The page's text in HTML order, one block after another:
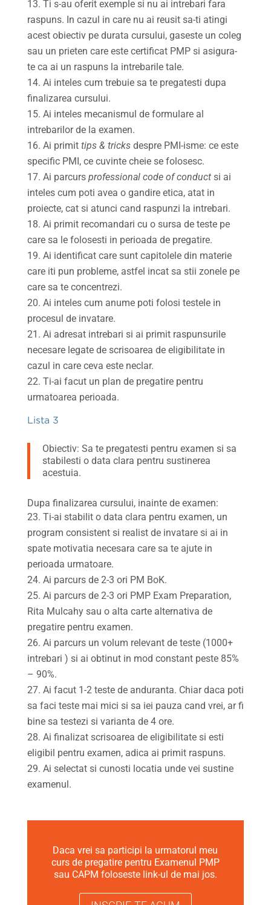
Ti s-au oferit exemple si nu ai intrebari fara
raspuns. In cazul in care nu ai reusit sa-ti atingi
acest obiectiv pe durata cursului, gaseste un coleg
sau un prieten care este certificat PMP si asigura-
te ca ai un raspuns la intrebarile tale.
Ai inteles cum trebuie sa te pregatesti dupa
finalizarea cursului.
Ai inteles mecanismul de formulare al
intrebarilor de la examen.
Ai primit tips & tricksdespre PMI-isme: ce este
specific PMI, ce cuvinte cheie se folosesc.
Ai parcurs professional code of conductsi ai
inteles cum poti avea o gandire etica, atat in
proiecte, cat si atunci cand raspunzi la intrebari.
Ai primit recomandari cu o sursa de teste pe
care sa le folosesti in perioada de pregatire.
Ai identificat care sunt capitolele din materie
care iti pun probleme, astfel incat sa stii zonele pe
care sa te concentrezi.
Ai inteles cum anume poti folosi testele in
procesul de invatare.
Ai adresat intrebari si ai primit raspunsurile
necesare legate de scrisoarea de eligibilitate in
cazul in care ceva este neclar.
Ti-ai facut un plan de pregatire pentru
urmatoarea perioada.
Lista 3
Obiectiv: Sa te pregatesti pentru examen si sa
stabilesti o data clara pentru sustinerea
acestuia.
Dupa finalizarea cursului, inainte de examen:
Ti-ai stabilit o data clara pentru examen, un
program consistent si realist de invatare si ai in
spate motivatia necesara care sa te ajute in
perioada urmatoare.
Ai parcurs de 2-3 ori PM BoK.
Ai parcurs de 2-3 ori PMP Exam Preparation,
Rita Mulcahy sau o alta carte alternativa de
pregatire pentru examen.
Ai parcurs un volum relevant de teste (1000+
intrebari ) si ai obtinut in mod constant peste 85%
– 90%.
Ai facut 1-2 teste de anduranta. Chiar daca poti
sa faci teste mai mici si sa iei pauza cand vrei, ar fi
bine sa testezi si varianta de 4 ore.
Ai finalizat scrisoarea de eligibilitate si esti
eligibil pentru examen, adica ai primit raspuns.
Ai selectat si cunosti locatia unde vei sustine
examenul.
Daca vrei sa participi la urmatorul meu
curs de pregatire pentru Examenul PMP
sau CAPM foloseste link-ul de mai jos.